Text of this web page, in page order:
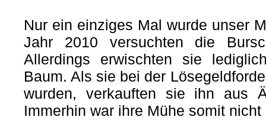
Nur ein einziges Mal wurde unser
Jahr 2010 versuchten die
Allerdings erwischten sie
Baum. Als sie bei der
wurden, verkauften sie ihn aus
Immerhin war ihre Mühe somit